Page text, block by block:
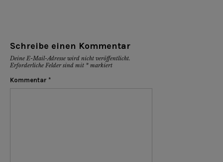
Schreibe einen Kommentar
Deine E-Mail-Adresse wird nicht veröffentlicht.
Erforderliche Felder sind mit * markiert
Kommentar *